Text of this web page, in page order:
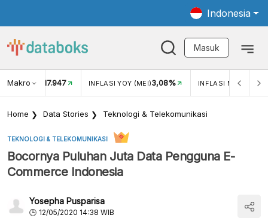
Indonesia
Masuk
Makro
USD/IDR 17.947 INFLASI YOY (MEI)3,08% INFLASI MOM (MEI)
Home Data Stories Teknologi & Telekomunikasi
TEKNOLOGI & TELEKOMUNIKASI
Bocornya Puluhan Juta Data Pengguna E-
Commerce Indonesia
Yosepha Pusparisa
12/05/2020 14:38 WIB